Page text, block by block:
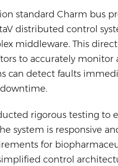
standard Charm bus
distributed control
middleware. This
to accurately monitor
can detect faults
rigorous testing to
system is responsive
for
control